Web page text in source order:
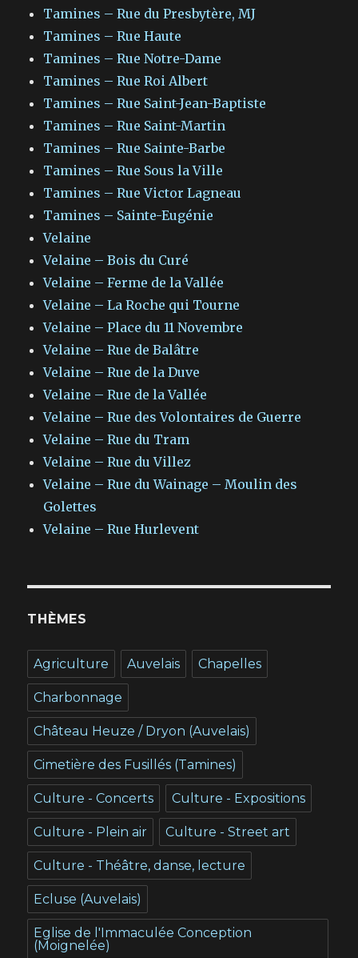
Tamines – Rue du Presbytère, MJ
Tamines – Rue Haute
Tamines – Rue Notre-Dame
Tamines – Rue Roi Albert
Tamines – Rue Saint-Jean-Baptiste
Tamines – Rue Saint-Martin
Tamines – Rue Sainte-Barbe
Tamines – Rue Sous la Ville
Tamines – Rue Victor Lagneau
Tamines – Sainte-Eugénie
Velaine
Velaine – Bois du Curé
Velaine – Ferme de la Vallée
Velaine – La Roche qui Tourne
Velaine – Place du 11 Novembre
Velaine – Rue de Balâtre
Velaine – Rue de la Duve
Velaine – Rue de la Vallée
Velaine – Rue des Volontaires de Guerre
Velaine – Rue du Tram
Velaine – Rue du Villez
Velaine – Rue du Wainage – Moulin des
Golettes
Velaine – Rue Hurlevent
THÈMES
Agriculture Auvelais Chapelles
Charbonnage
Château Heuze / Dryon (Auvelais)
Cimetière des Fusillés (Tamines)
Culture - Concerts Culture - Expositions
Culture - Plein air Culture - Street art
Culture - Théâtre, danse, lecture
Ecluse (Auvelais)
Eglise de l'Immaculée Conception
(Moignelée)